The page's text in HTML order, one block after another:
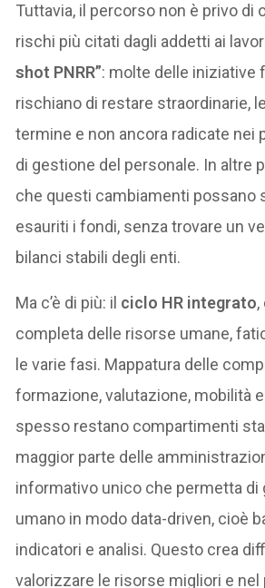
Tuttavia, il percorso non è privo di
rischi più citati dagli addetti ai
shot PNRR”: molte delle iniziative
rischiano di restare straordinarie,
termine e non ancora radicate nei
di gestione del personale. In altre
che questi cambiamenti possano
esauriti i fondi, senza trovare un
bilanci stabili degli enti.
Ma c’è di più: il ciclo HR integrato
completa delle risorse umane,
le varie fasi. Mappatura delle
formazione, valutazione, mobilità
spesso restano compartimenti
maggior parte delle
informativo unico che permetta di
umano in modo data-driven, cioè
indicatori e analisi. Questo crea
valorizzare le risorse migliori e nel